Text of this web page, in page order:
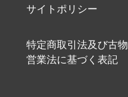
サイトポリシー
特定商取引法及び古物
営業法に基づく表記